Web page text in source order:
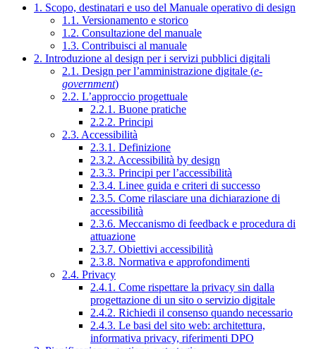
1. Scopo, destinatari e uso del Manuale operativo di design
1.1. Versionamento e storico
1.2. Consultazione del manuale
1.3. Contribuisci al manuale
2. Introduzione al design per i servizi pubblici digitali
2.1. Design per l’amministrazione digitale (e-
government)
2.2. L’approccio progettuale
2.2.1. Buone pratiche
2.2.2. Principi
2.3. Accessibilità
2.3.1. Definizione
2.3.2. Accessibilità by design
2.3.3. Principi per l’accessibilità
2.3.4. Linee guida e criteri di successo
2.3.5. Come rilasciare una dichiarazione di
accessibilità
2.3.6. Meccanismo di feedback e procedura di
attuazione
2.3.7. Obiettivi accessibilità
2.3.8. Normativa e approfondimenti
2.4. Privacy
2.4.1. Come rispettare la privacy sin dalla
progettazione di un sito o servizio digitale
2.4.2. Richiedi il consenso quando necessario
2.4.3. Le basi del sito web: architettura,
informativa privacy, riferimenti DPO